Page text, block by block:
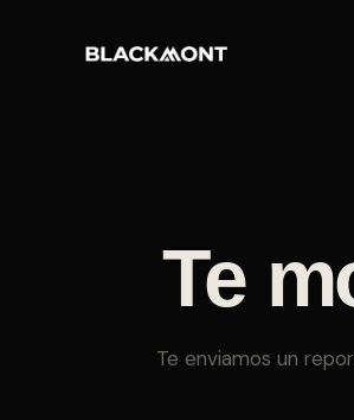
Te
Te enviamos un